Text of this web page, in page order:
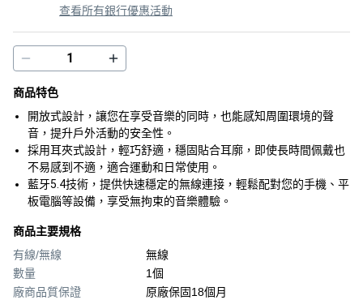
查看所有銀行優惠活動
商品特色
開放式設計，讓您在享受音樂的同時，也能感知周圍環境的聲
音，提升戶外活動的安全性。
採用耳夾式設計，輕巧舒適，穩固貼合耳廓，即使長時間佩戴也
不易感到不適，適合運動和日常使用。
藍牙5.4技術，提供快速穩定的無線連接，輕鬆配對您的手機、平
板電腦等設備，享受無拘束的音樂體驗。
商品主要規格
有線/無線
無線
數量
1個
廠商品質保證
原廠保固18個月